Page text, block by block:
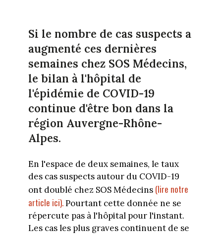
Si le nombre de cas suspects a
augmenté ces dernières
semaines chez SOS Médecins,
le bilan à l'hôpital de
l'épidémie de COVID-19
continue d'être bon dans la
région Auvergne-Rhône-
Alpes.
En l'espace de deux semaines, le taux
des cas suspects autour du COVID-19
ont doublé chez SOS Médecins (lire notre
article ici).Pourtant cette donnée ne se
répercute pas à l'hôpital pour l'instant.
Les cas les plus graves continuent de se